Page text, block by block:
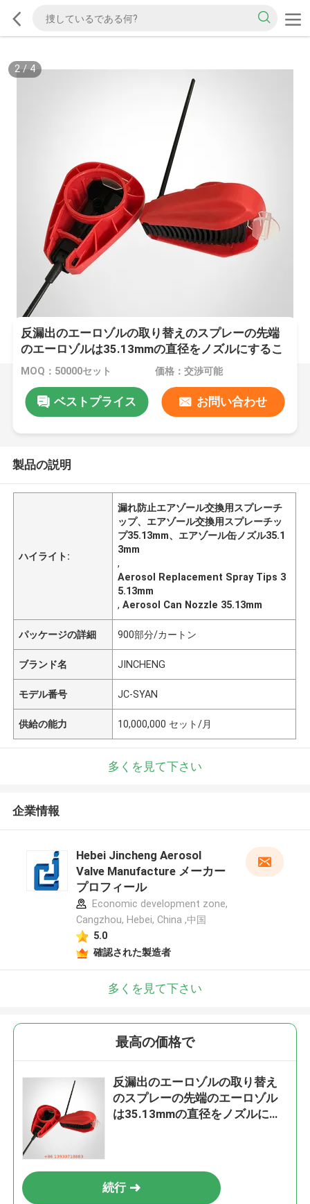
2/ 4
反漏出のエーロゾルの取り替えのスプレーの先端
のエーロゾルは35.13mmの直径をノズルにするこ
とができます
MOQ：50000セット 価格：交渉可能
ベストプライス お問い合わせ
製品の説明
ハイライト:
漏れ防止エアゾール交換用スプレーチ
ップ、エアゾール交換用スプレーチッ
プ35.13mm、エアゾール缶ノズル35.1
3mm
,
Aerosol Replacement Spray Tips 3
5.13mm
,Aerosol Can Nozzle 35.13mm
パッケージの詳細 900部分/カートン
ブランド名 JINCHENG
モデル番号 JC-SYAN
供給の能力 10,000,000 セット/月
多くを見て下さい
企業情報
Hebei Jincheng Aerosol
Valve Manufacture メーカー
プロフィール
Economic development zone,
Cangzhou, Hebei, China ,中国
5.0
確認された製造者
多くを見て下さい
最高の価格で
反漏出のエーロゾルの取り替え
のスプレーの先端のエーロゾル
は35.13mmの直径をノズルにす
続行